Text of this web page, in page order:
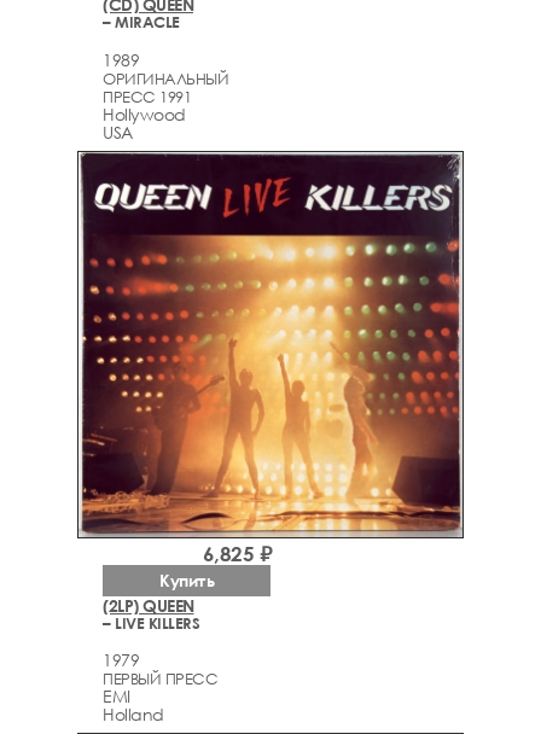
(CD) QUEEN
– MIRACLE
1989
ОРИГИНАЛЬНЫЙ
ПРЕСС 1991
Hollywood
USA
(2LP) QUEEN
– LIVE KILLERS
1979
ПЕРВЫЙ ПРЕСС
EMI
Holland
6,825 ₽
Купить